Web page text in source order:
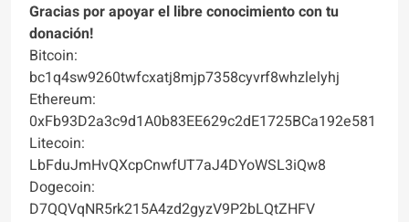
Gracias por apoyar el libre conocimiento con tu
donación!
Bitcoin:
bc1q4sw9260twfcxatj8mjp7358cyvrf8whzlelyhj
Ethereum:
0xFb93D2a3c9d1A0b83EE629c2dE1725BCa192e581
Litecoin:
LbFduJmHvQXcpCnwfUT7aJ4DYoWSL3iQw8
Dogecoin:
D7QQVqNR5rk215A4zd2gyzV9P2bLQtZHFV